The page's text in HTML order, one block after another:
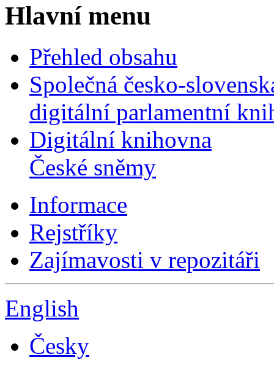
Hlavní menu
Přehled obsahu
Společná česko-
digitální parlamentní
Digitální knihovna
České sněmy
Informace
Rejstříky
Zajímavosti v repozitáři
English
Česky